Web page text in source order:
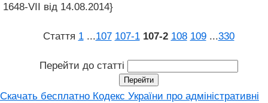
1648-VII від 14.08.2014}
Стаття 1 ...107 107‑1 107‑2 108 109 ...330
Перейти до статті
Скачать бесплатно Кодекс України про адміністративні